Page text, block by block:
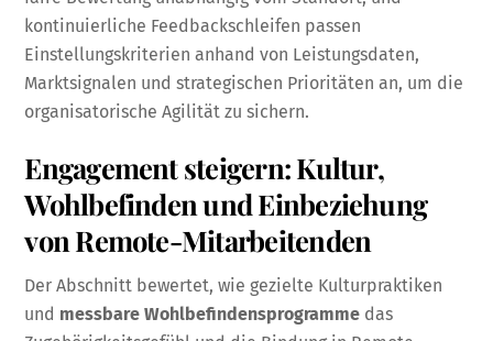
kontinuierliche Feedbackschleifen passen
Einstellungskriterien anhand von Leistungsdaten,
Marktsignalen und strategischen Prioritäten an, um die
organisatorische Agilität zu sichern.
Engagement steigern: Kultur,
Wohlbefinden und Einbeziehung
von Remote-Mitarbeitenden
Der Abschnitt bewertet, wie gezielte Kulturpraktiken
und messbare Wohlbefindensprogramme das